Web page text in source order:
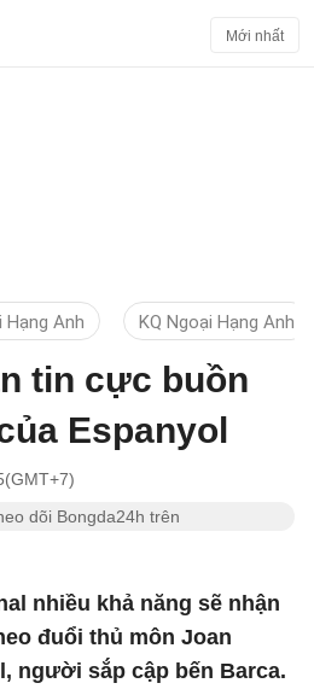
Mới nhất
Hạng Anh KQ Ngoại Hạng Anh
tin cực buồn
Espanyol
dõi Bongda24h trên
nhiều khả năng sẽ nhận
đuổi thủ môn Joan
người sắp cập bến Barca.